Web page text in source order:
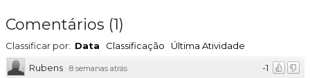
Comentários (1)
Classificar por: Data Classificação
Última Atividade
-1
Rubens · 8 semanas atrás